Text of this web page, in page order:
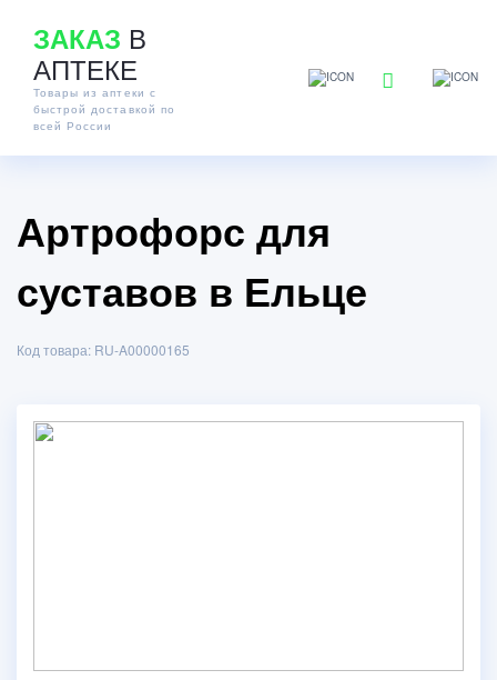
ЗАКАЗ В
АПТЕКЕ
Товары из аптеки с
быстрой доставкой по
всей России
Артрофорс для
суставов в Ельце
Код товара: RU-A00000165